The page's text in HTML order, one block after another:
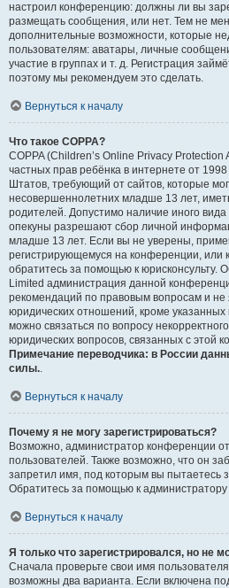
настроил конференцию: должны ли вы
размещать сообщения, или нет. Тем не
дополнительные возможности, которые
пользователям: аватары, личные
участие в группах и т. д. Регистрация
поэтому мы рекомендуем это сделать.
Вернуться к началу
Что такое COPPA?
COPPA (Children’s Online Privacy
частных прав ребёнка в интернете от
Штатов, требующий от сайтов, которые
несовершеннолетних младше 13 лет,
родителей. Допустимо наличие иного
опекуны разрешают сбор личной
младше 13 лет. Если вы не уверены,
регистрирующемуся на конференции, или
обратитесь за помощью к юрисконсульту.
Limited администрация данной
рекомендаций по правовым вопросам и не
юридических отношений, кроме указанных
можно связаться по вопросу
юридических вопросов, связанных с этой
Примечание переводчика: в России
силы..
Вернуться к началу
Почему я не могу зарегистрироваться?
Возможно, администратор конференции
пользователей. Также возможно, что он
запретил имя, под которым вы пытаетесь
Обратитесь за помощью к
Вернуться к началу
Я только что зарегистрировался, но не
Сначала проверьте свои имя
возможны два варианта. Если включена